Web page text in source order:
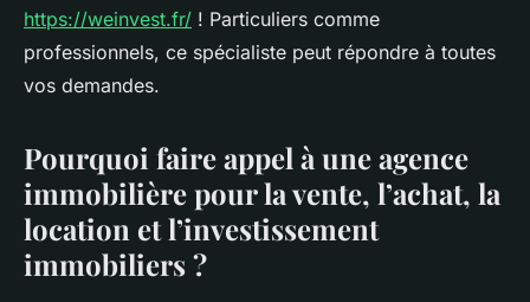
https://weinvest.fr/ ! Particuliers comme
professionnels, ce spécialiste peut répondre à toutes
vos demandes.
Pourquoi faire appel à une agence
immobilière pour la vente, l’achat, la
location et l’investissement
immobiliers ?